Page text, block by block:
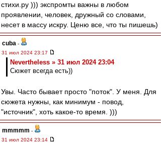
стихи.ру ))) экспромты важны в любом
проявлении, человек, дружный со словами,
несет в массу искру. Ценю все, что ты пишешь)
cuba -
31 июл 2024 23:17
Nevertheless » 31 июл 2024 23:04
Сюжет всегда есть))
Увы. Часто бывает просто "поток". У меня. Для
сюжета нужны, как минимум - повод,
"источник", хоть какое-то время. )))
mmmmm -
31 июл 2024 23:14